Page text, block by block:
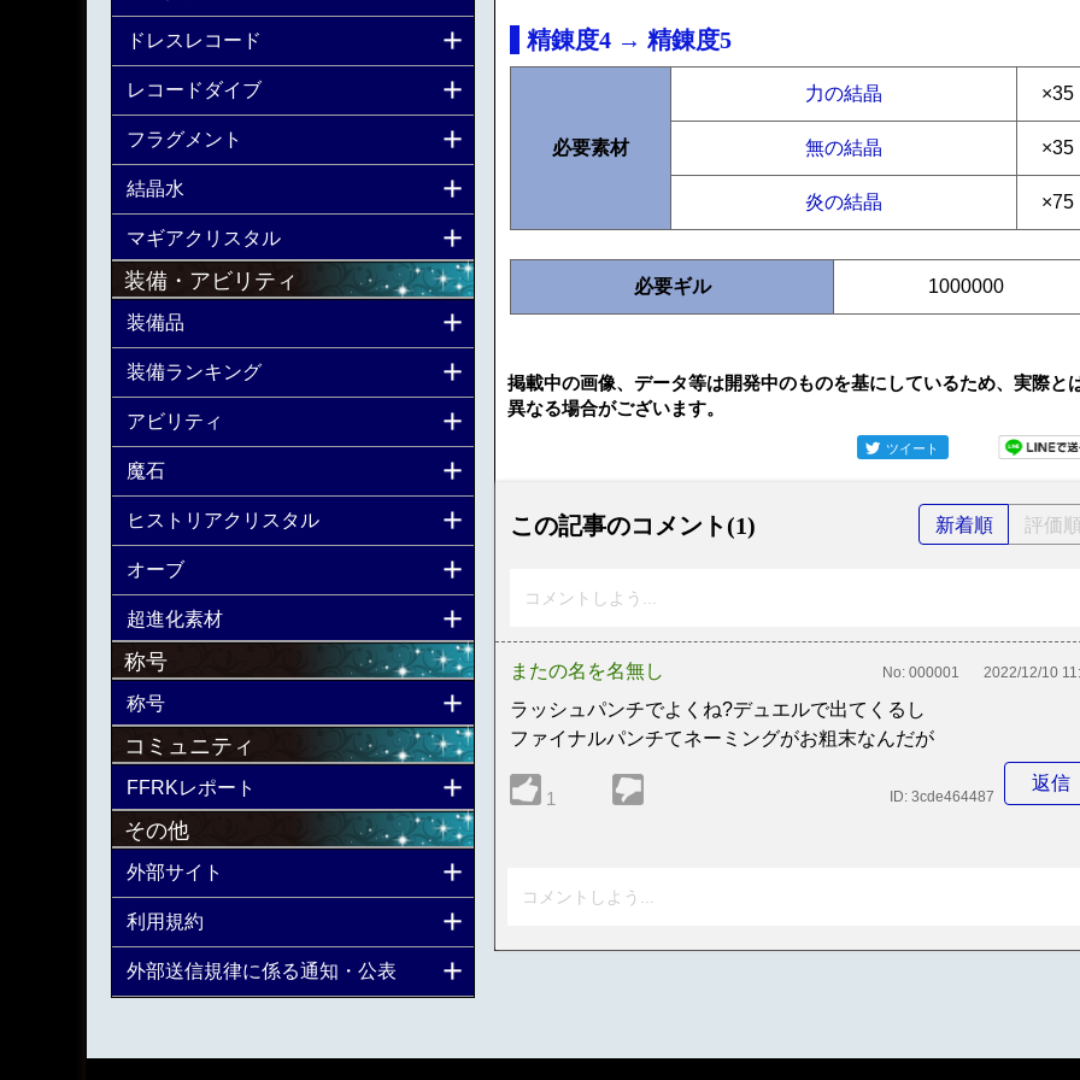
精錬度4 → 精錬度5
必要素材
力の結晶 ×35
無の結晶 ×35
炎の結晶 ×75
必要ギル 1000000
掲載中の画像、データ等は開発中のものを基にしているため、実際と
異なる場合がございます。
ツイート
この記事のコメント(1) 新着順 評価
コメントしよう...
またの名を名無し No: 000001 2022/12/10
ラッシュパンチでよくね?デュエルで出てくるし
ファイナルパンチてネーミングがお粗末なんだが
1
返信
ID: 3cde464487
コメントしよう...
ドレスレコード
レコードダイブ
フラグメント
結晶水
マギアクリスタル
装備・アビリティ
装備品
装備ランキング
アビリティ
魔石
ヒストリアクリスタル
オーブ
超進化素材
称号
称号
コミュニティ
FFRKレポート
その他
外部サイト
利用規約
外部送信規律に係る通知・公表